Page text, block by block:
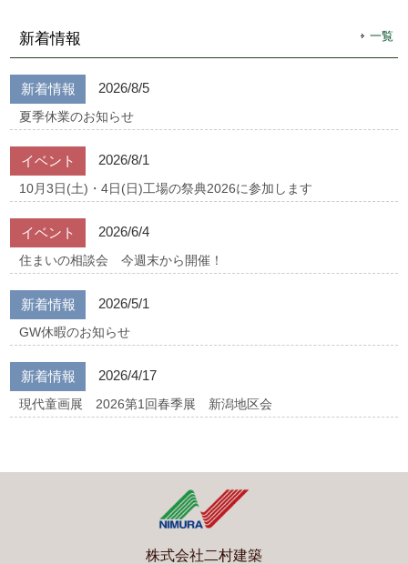
新着情報 一覧
新着情報 2026/8/5
夏季休業のお知らせ
イベント 2026/8/1
10月3日(土)・4日(日)工場の祭典2026に参加します
イベント 2026/6/4
住まいの相談会 今週末から開催！
新着情報 2026/5/1
GW休暇のお知らせ
新着情報 2026/4/17
現代童画展 2026第1回春季展 新潟地区会
株式会社二村建築